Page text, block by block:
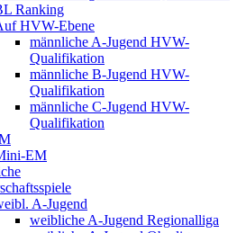
Ranking
HVW-Ebene
männliche A-Jugend HVW-
Qualifikation
männliche B-Jugend HVW-
Qualifikation
männliche C-Jugend HVW-
Qualifikation
EM
A-Jugend
weibliche A-Jugend Regionalliga